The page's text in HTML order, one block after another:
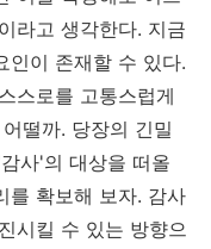
라고 생각한다. 지금
인이 존재할 수 있다.
스로를 고통스럽게
떨까. 당장의 긴밀
사'의 대상을 떠올
를 확보해 보자. 감사
시킬 수 있는 방향으